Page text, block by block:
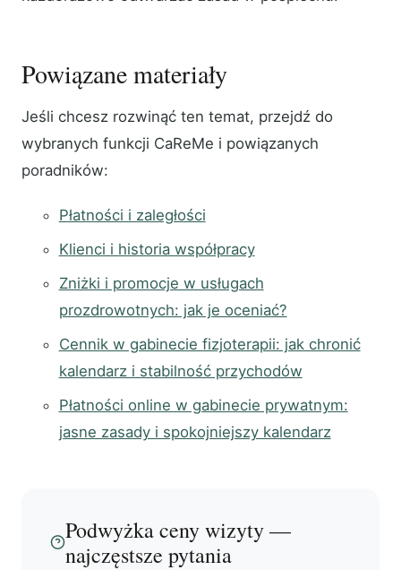
Powiązane materiały
Jeśli chcesz rozwinąć ten temat, przejdź do
wybranych funkcji CaReMe i powiązanych
poradników:
Płatności i zaległości
Klienci i historia współpracy
Zniżki i promocje w usługach
prozdrowotnych: jak je oceniać?
Cennik w gabinecie fizjoterapii: jak chronić
kalendarz i stabilność przychodów
Płatności online w gabinecie prywatnym:
jasne zasady i spokojniejszy kalendarz
Podwyżka ceny wizyty —
najczęstsze pytania